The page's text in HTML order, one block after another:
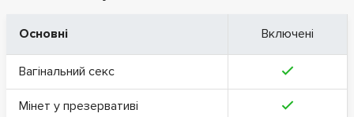
Основні Включені
Вагінальний секс
Мінет у презервативі